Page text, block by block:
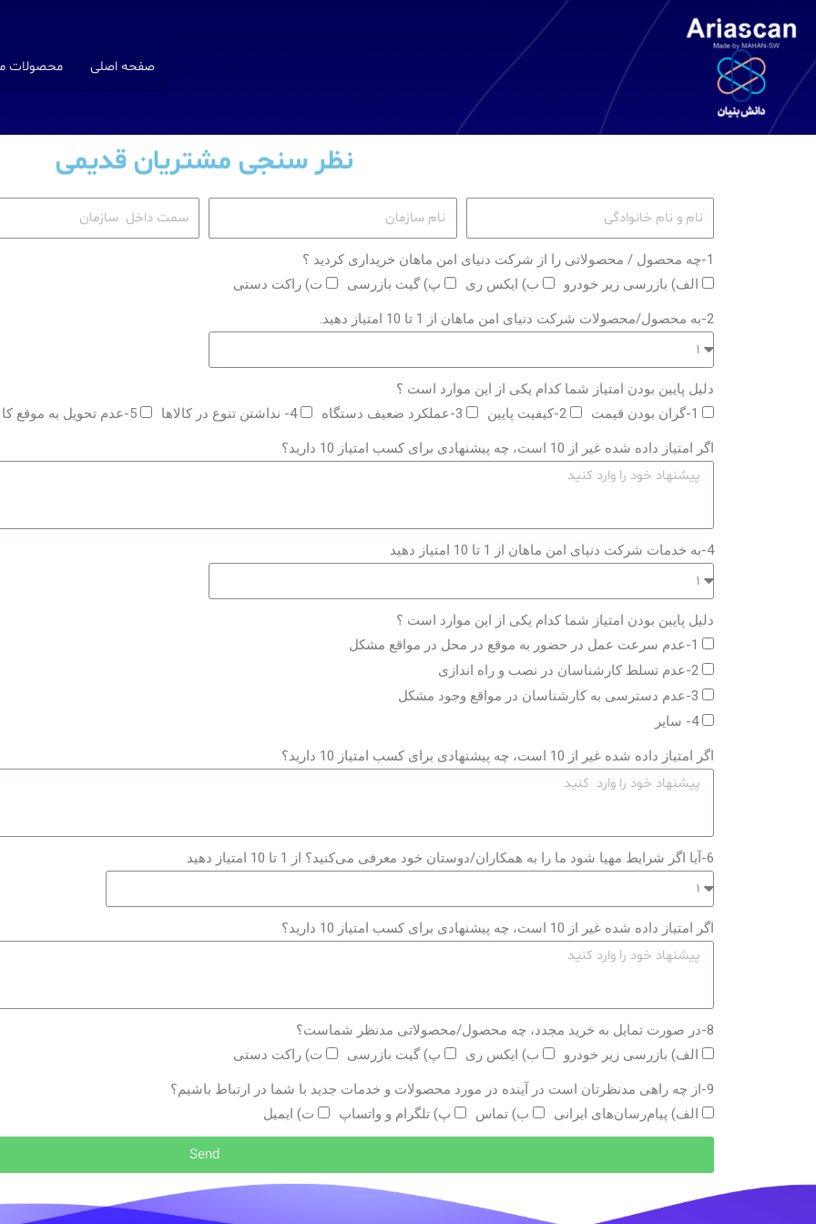
صفحه اصلی محصولات
نظر سنجی مشتریان قدیمی
1-چه محصول / محصولاتی را از شرکت دنیای امن ماهان خریداری کردید ؟
الف) بازرسی زیر خودرو
ب) ایکس ری پ) گیت بازرسی ت) راکت دستی
2-به محصول/محصولات شرکت دنیای امن ماهان از 1 تا 10 امتیاز دهید.
دلیل پایین بودن امتیاز شما کدام یکی از این موارد است ؟
1-گران بودن قیمت
2-کیفیت پایین 3-عملکرد ضعیف دستگاه 4- نداشتن تنوع در کالاها 5-عدم تحویل به موقع کالا
اگر امتیاز داده شده غیر از 10 است، چه پیشنهادی برای کسب امتیاز 10 دارید؟
4-به خدمات شرکت دنیای امن ماهان از 1 تا 10 امتیاز دهید
دلیل پایین بودن امتیاز شما کدام یکی از این موارد است ؟
1-عدم سرعت عمل در حضور به موقع در محل در مواقع مشکل
2-عدم تسلط کارشناسان در نصب و راه اندازی
3-عدم دسترسی به کارشناسان در مواقع وجود مشکل
4- سایر
اگر امتیاز داده شده غیر از 10 است، چه پیشنهادی برای کسب امتیاز 10 دارید؟
6-آیا اگر شرایط مهیا شود ما را به همکاران/دوستان خود معرفی می‌کنید؟ از 1 تا 10 امتیاز دهید
اگر امتیاز داده شده غیر از 10 است، چه پیشنهادی برای کسب امتیاز 10 دارید؟
8-در صورت تمایل به خرید مجدد، چه محصول/محصولاتی مدنظر شماست؟
الف) بازرسی زیر خودرو
ب) ایکس ری پ) گیت بازرسی ت) راکت دستی
9-از چه راهی مدنظرتان است در آینده در مورد محصولات و خدمات جدید با شما در ارتباط باشیم؟
الف) پیام‌رسان‌های ایرانی
ب) تماس پ) تلگرام و واتساپ ت) ایمیل
Send